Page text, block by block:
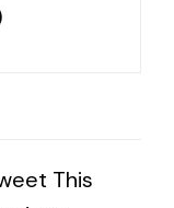
This